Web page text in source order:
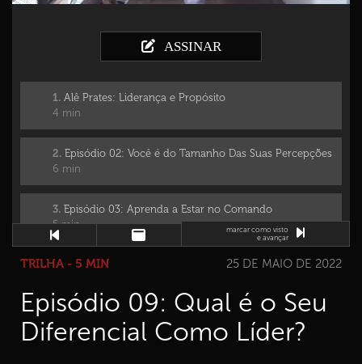
ASSINAR
1. Alê Prates: Liderança e Propósito
4 min
2. Episódio 02: Você é do Tamanho Das Suas Percepções
6 min
3. Episódio 03: Aprenda a Estar no Comando
5 min
4.Episódio 04: Conheça o Mapa do Desempenho
5.
Episódio 05: Entenda a Importância do Ciclo do
Pertencimento
marcar como visto
e avançar
TRILHA - 5 MIN 25 DE MAIO DE 2022
Episódio 09: Qual é o Seu
Diferencial Como Líder?